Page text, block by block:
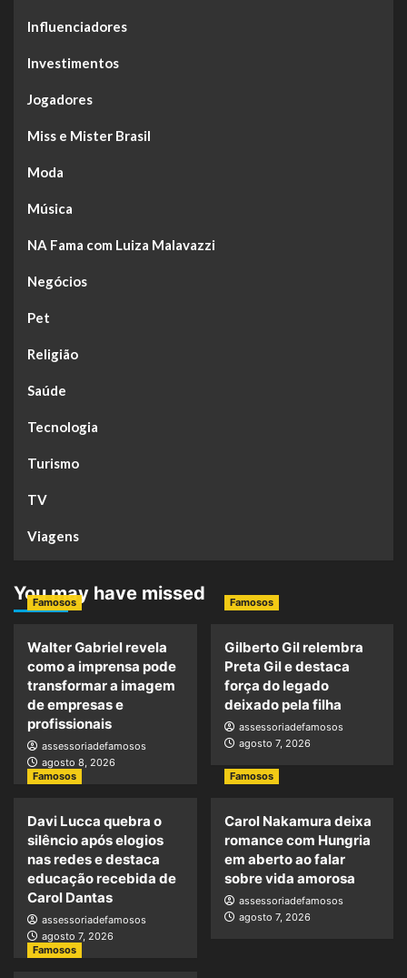
Influenciadores
Investimentos
Jogadores
Miss e Mister Brasil
Moda
Música
NA Fama com Luiza Malavazzi
Negócios
Pet
Religião
Saúde
Tecnologia
Turismo
TV
Viagens
You may have missed
Famosos
Walter Gabriel revela
como a imprensa pode
transformar a imagem
de empresas e
profissionais
assessoriadefamosos
agosto 8, 2026
Famosos
Gilberto Gil relembra
Preta Gil e destaca
força do legado
deixado pela filha
assessoriadefamosos
agosto 7, 2026
Famosos
Davi Lucca quebra o
silêncio após elogios
nas redes e destaca
educação recebida de
Carol Dantas
assessoriadefamosos
agosto 7, 2026
Famosos
Carol Nakamura deixa
romance com Hungria
em aberto ao falar
sobre vida amorosa
assessoriadefamosos
agosto 7, 2026
Famosos